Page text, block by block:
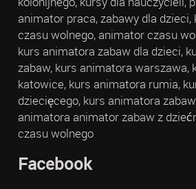
animator praca, zabawy dla
czasu wolnego, animator czasu
kurs animatora zabaw dla dzieci,
zabaw, kurs animatora warszawa,
katowice, kurs animatora rumia,
dziecięcego, kurs animatora
animatora animator zabaw z
czasu wolnego
Facebook